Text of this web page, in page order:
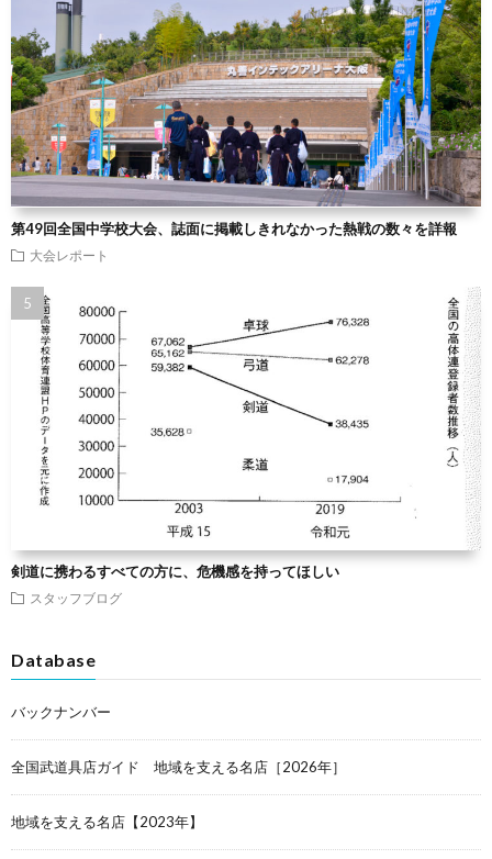
第49回全国中学校大会、誌面に掲載しきれなかった熱戦の数々を詳報
大会レポート
剣道に携わるすべての方に、危機感を持ってほしい
スタッフブログ
Database
バックナンバー
全国武道具店ガイド 地域を支える名店［2026年］
地域を支える名店【2023年】